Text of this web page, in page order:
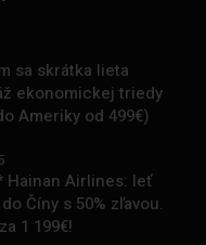
sa skrátka lieta
ekonomickej triedy
Ameriky od 499€)
Hainan Airlines: leť
Číny s 50% zľavou.
1 199€!